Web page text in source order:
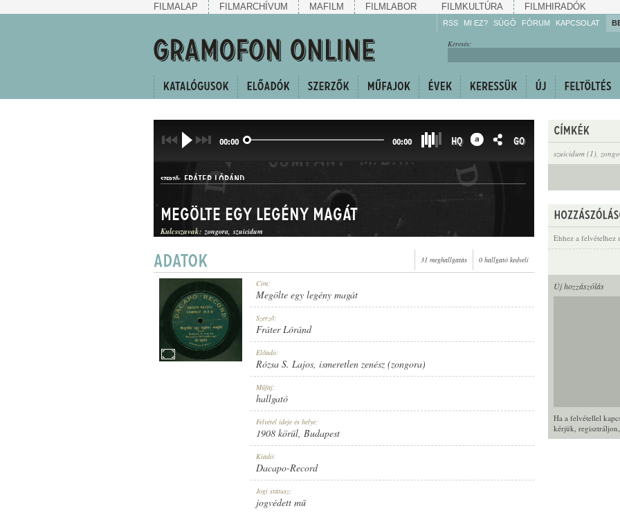
FILMALAP FILMARCHÍVUM MAFILM FILMLABOR FILMKULTÚRA FILMHIRADÓK
RSS MI EZ? SÚGÓ
Gyarapítsa!
FÓRUM KAPCSOLAT
Keresés:
szuicidum (1),
Ehhez a felvételhez
Új hozzászólás
Ha a felvétellel
kérjük, regisztráljon
00:00 00:00 HQ GO
SZERZŐ: FRÁTER LÓRÁND
HALLGATÓ
1908 KÖRÜL
Megölte egy legény magát
Kulcsszavak: zongora szuicidum
31 meghallgatás 0 hallgató kedveli
Cím:
Megölte egy legény magát
Szerző:
Fráter Lóránd
Előadó:
Rózsa S. Lajos, ismeretlen zenész (zongora)
Műfaj:
hallgató
Felvétel ideje és helye:
1908 körül, Budapest
Kiadó:
Dacapo-Record
Jogi státusz:
jogvédett mű